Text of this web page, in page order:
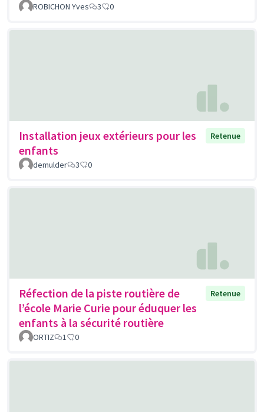
ROBICHON Yves
3 0
Installation jeux extérieurs pour les
enfants
Retenue
demulder 3 0
Réfection de la piste routière de
l’école Marie Curie pour éduquer les
enfants à la sécurité routière
Retenue
ORTIZ 1 0